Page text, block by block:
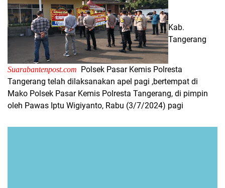
Kab.
Tangerang
Suarabantenpost.com Polsek Pasar Kemis Polresta
Tangerang telah dilaksanakan apel pagi ,bertempat di
Mako Polsek Pasar Kemis Polresta Tangerang, di pimpin
oleh Pawas Iptu Wigiyanto, Rabu (3/7/2024) pagi